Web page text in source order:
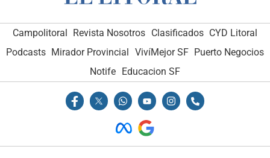
Campolitoral Revista Nosotros Clasificados CYD Litoral
Podcasts Mirador Provincial VivíMejor SF Puerto Negocios
Notife
Educacion SF